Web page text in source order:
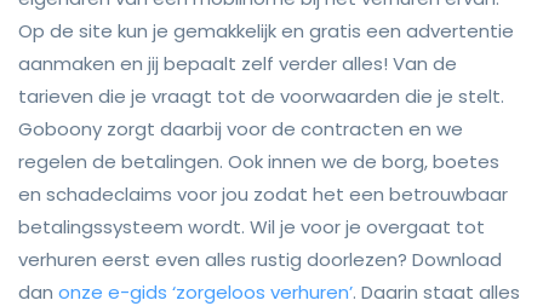
Op de site kun je gemakkelijk en gratis een advertentie
aanmaken en jij bepaalt zelf verder alles! Van de
tarieven die je vraagt tot de voorwaarden die je stelt.
Goboony zorgt daarbij voor de contracten en we
regelen de betalingen. Ook innen we de borg, boetes
en schadeclaims voor jou zodat het een betrouwbaar
betalingssysteem wordt. Wil je voor je overgaat tot
verhuren eerst even alles rustig doorlezen? Download
dan onze e-gids ‘zorgeloos verhuren’. Daarin staat alles